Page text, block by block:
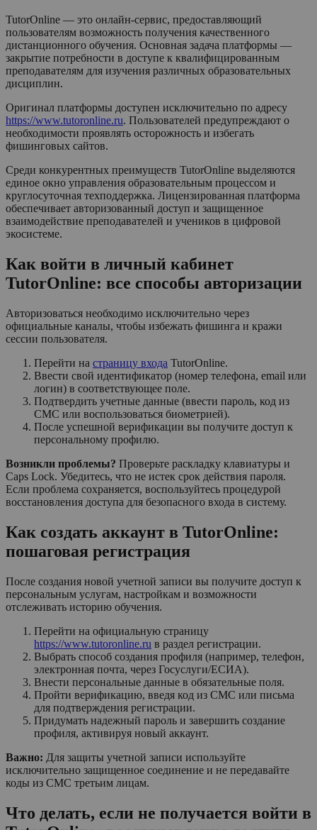
TutorOnline — это онлайн-сервис, предоставляющий
пользователям возможность получения качественного
дистанционного обучения. Основная задача платформы —
закрытие потребности в доступе к квалифицированным
преподавателям для изучения различных образовательных
дисциплин.
Оригинал платформы доступен исключительно по адресу
https://www.tutoronline.ru. Пользователей предупреждают о
необходимости проявлять осторожность и избегать
фишинговых сайтов.
Среди конкурентных преимуществ TutorOnline выделяются
единое окно управления образовательным процессом и
круглосуточная техподдержка. Лицензированная платформа
обеспечивает авторизованный доступ и защищенное
взаимодействие преподавателей и учеников в цифровой
экосистеме.
Как войти в личный кабинет
TutorOnline: все способы авторизации
Авторизоваться необходимо исключительно через
официальные каналы, чтобы избежать фишинга и кражи
сессии пользователя.
Перейти на страницу входа TutorOnline.
Ввести свой идентификатор (номер телефона, email или
логин) в соответствующее поле.
Подтвердить учетные данные (ввести пароль, код из
СМС или воспользоваться биометрией).
После успешной верификации вы получите доступ к
персональному профилю.
Возникли проблемы? Проверьте раскладку клавиатуры и
Caps Lock. Убедитесь, что не истек срок действия пароля.
Если проблема сохраняется, воспользуйтесь процедурой
восстановления доступа для безопасного входа в систему.
Как создать аккаунт в TutorOnline:
пошаговая регистрация
После создания новой учетной записи вы получите доступ к
персональным услугам, настройкам и возможности
отслеживать историю обучения.
Перейти на официальную страницу
https://www.tutoronline.ru в раздел регистрации.
Выбрать способ создания профиля (например, телефон,
электронная почта, через Госуслуги/ЕСИА).
Внести персональные данные в обязательные поля.
Пройти верификацию, введя код из СМС или письма
для подтверждения регистрации.
Придумать надежный пароль и завершить создание
профиля, активируя новый аккаунт.
Важно: Для защиты учетной записи используйте
исключительно защищенное соединение и не передавайте
коды из СМС третьим лицам.
Что делать, если не получается войти в